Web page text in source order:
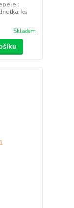
:
ks
Skladem